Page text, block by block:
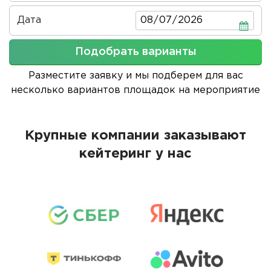
Дата Дата
Подобрать варианты
Разместите заявку и мы подберем для вас
несколько вариантов площадок на мероприятие
Крупные компании заказывают
кейтеринг у нас